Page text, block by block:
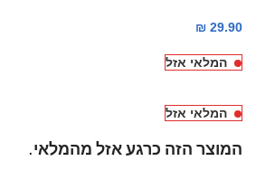
₪ 29.90
המלאי אזל
המלאי אזל
המוצר הזה כרגע אזל מהמלאי.